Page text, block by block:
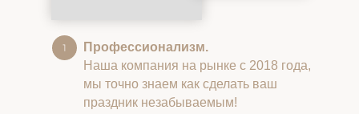
Профессионализм.
Наша компания на рынке с 2018 года,
мы точно знаем как сделать ваш
праздник незабываемым!